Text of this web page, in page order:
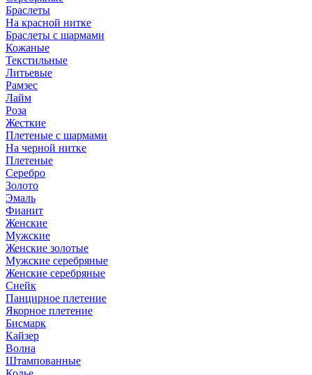
Браслеты
На красной нитке
Браслеты с шармами
Кожаные
Текстильные
Литьевые
Рамзес
Лайм
Роза
Жесткие
Плетеные с шармами
На черной нитке
Плетеные
Серебро
Золото
Эмаль
Фианит
Женские
Мужские
Женские золотые
Мужские серебряные
Женские серебряные
Снейк
Панцирное плетение
Якорное плетение
Бисмарк
Кайзер
Волна
Штампованные